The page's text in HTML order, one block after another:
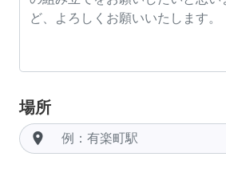
場所
room